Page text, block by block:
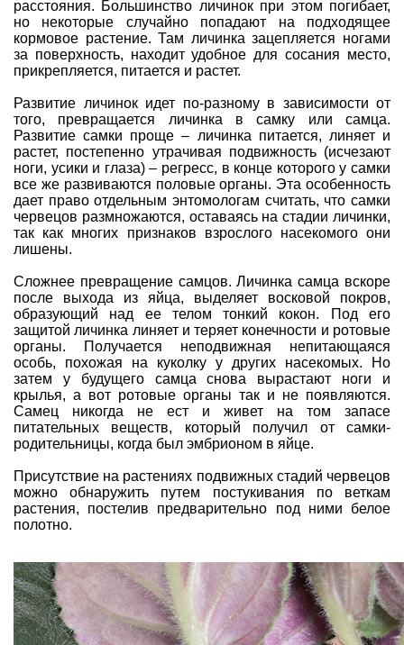
расстояния. Большинство личинок при этом погибает,
но некоторые случайно попадают на подходящее
кормовое растение. Там личинка зацепляется ногами
за поверхность, находит удобное для сосания место,
прикрепляется, питается и растет.
Развитие личинок идет по-разному в зависимости от
того, превращается личинка в самку или самца.
Развитие самки проще – личинка питается, линяет и
растет, постепенно утрачивая подвижность (исчезают
ноги, усики и глаза) – регресс, в конце которого у самки
все же развиваются половые органы. Эта особенность
дает право отдельным энтомологам считать, что самки
червецов размножаются, оставаясь на стадии личинки,
так как многих признаков взрослого насекомого они
лишены.
Сложнее превращение самцов. Личинка самца вскоре
после выхода из яйца, выделяет восковой покров,
образующий над ее телом тонкий кокон. Под его
защитой личинка линяет и теряет конечности и ротовые
органы. Получается неподвижная непитающаяся
особь, похожая на куколку у других насекомых. Но
затем у будущего самца снова вырастают ноги и
крылья, а вот ротовые органы так и не появляются.
Самец никогда не ест и живет на том запасе
питательных веществ, который получил от самки-
родительницы, когда был эмбрионом в яйце.
Присутствие на растениях подвижных стадий червецов
можно обнаружить путем постукивания по веткам
растения, постелив предварительно под ними белое
полотно.